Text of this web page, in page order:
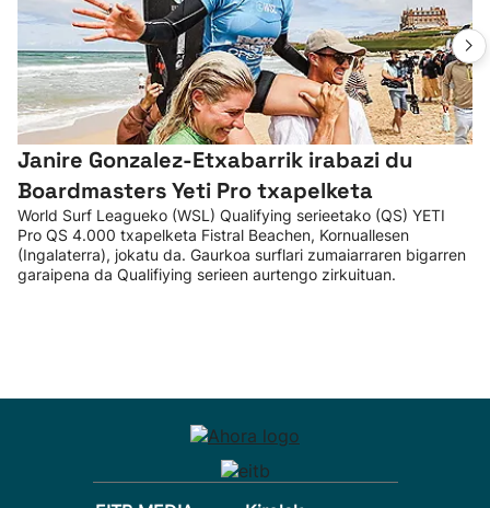
Janire Gonzalez-Etxabarrik irabazi du
Boardmasters Yeti Pro txapelketa
World Surf Leagueko (WSL) Qualifying serieetako (QS) YETI
Pro QS 4.000 txapelketa Fistral Beachen, Kornuallesen
(Ingalaterra), jokatu da. Gaurkoa surflari zumaiarraren bigarren
garaipena da Qualifiying serieen aurtengo zirkuituan.